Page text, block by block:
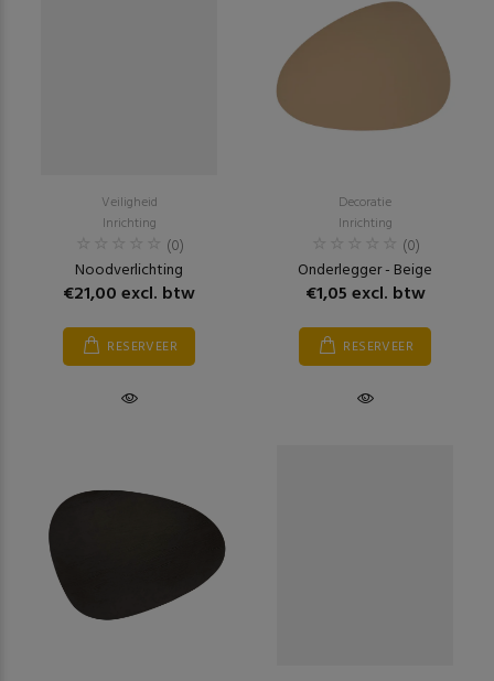
Veiligheid
Inrichting
(0)
Noodverlichting
€21,00 excl. btw
RESERVEER
Decoratie
Inrichting
(0)
Onderlegger - Beige
€1,05 excl. btw
RESERVEER